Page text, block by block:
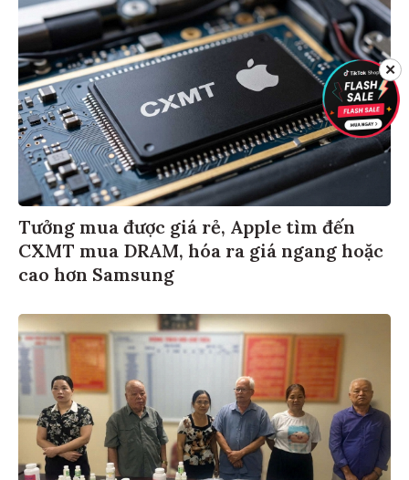
Tưởng mua được giá rẻ, Apple tìm đến
CXMT mua DRAM, hóa ra giá ngang hoặc
cao hơn Samsung
✕